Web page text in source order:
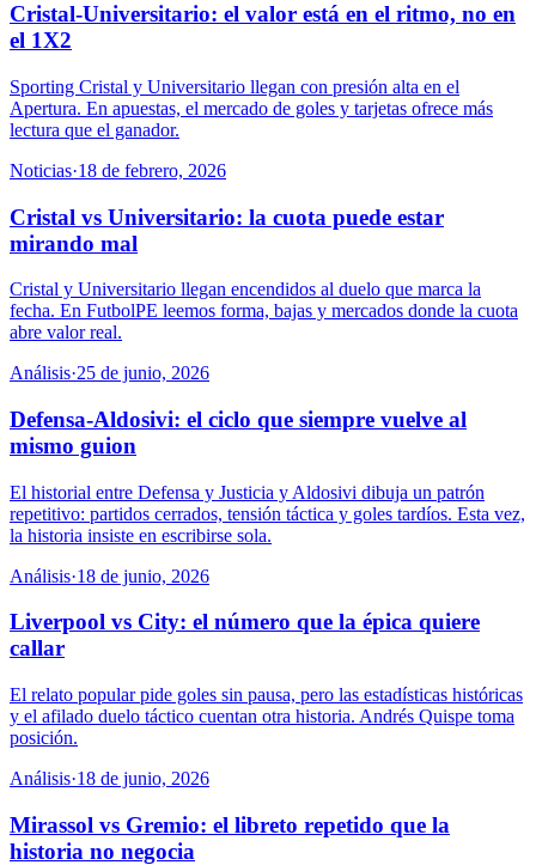
Cristal-Universitario: el valor está en el ritmo, no en
el 1X2
Sporting Cristal y Universitario llegan con presión alta en el
Apertura. En apuestas, el mercado de goles y tarjetas ofrece más
lectura que el ganador.
Noticias·18 de febrero, 2026
Cristal vs Universitario: la cuota puede estar
mirando mal
Cristal y Universitario llegan encendidos al duelo que marca la
fecha. En FutbolPE leemos forma, bajas y mercados donde la cuota
abre valor real.
Análisis·25 de junio, 2026
Defensa-Aldosivi: el ciclo que siempre vuelve al
mismo guion
El historial entre Defensa y Justicia y Aldosivi dibuja un patrón
repetitivo: partidos cerrados, tensión táctica y goles tardíos. Esta vez,
la historia insiste en escribirse sola.
Análisis·18 de junio, 2026
Liverpool vs City: el número que la épica quiere
callar
El relato popular pide goles sin pausa, pero las estadísticas históricas
y el afilado duelo táctico cuentan otra historia. Andrés Quispe toma
posición.
Análisis·18 de junio, 2026
Mirassol vs Gremio: el libreto repetido que la
historia no negocia